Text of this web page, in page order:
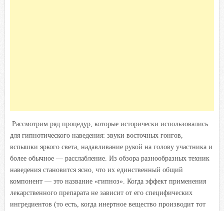
Рассмотрим ряд процедур, которые исторически использовались
для гипнотического наведения: звуки восточных гонгов,
вспышки яркого света, надавливание рукой на голову участника и
более обычное — расслабление. Из обзора разнообразных техник
наведения становится ясно, что их единственный общий
компонент — это название «гипноз». Когда эффект применения
лекарственного препарата не зависит от его специфических
ингредиентов (то есть, когда инертное вещество производит тот